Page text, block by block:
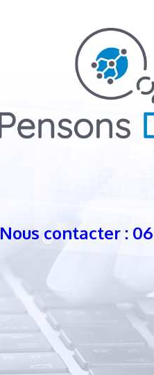
Nous contacter :